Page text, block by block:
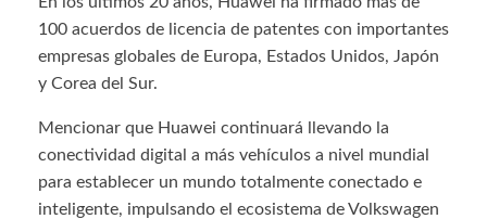
100 acuerdos de licencia de patentes con importantes
empresas globales de Europa, Estados Unidos, Japón
y Corea del Sur.
Mencionar que Huawei continuará llevando la
conectividad digital a más vehículos a nivel mundial
para establecer un mundo totalmente conectado e
inteligente, impulsando el ecosistema de Volkswagen